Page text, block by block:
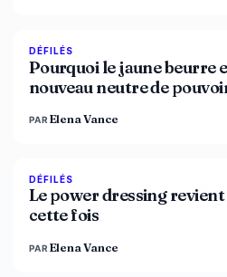
DÉFILÉS
Pourquoi le jaune beurre
nouveau neutre de
PAR Elena Vance
DÉFILÉS
Le power dressing
cette fois
PAR Elena Vance